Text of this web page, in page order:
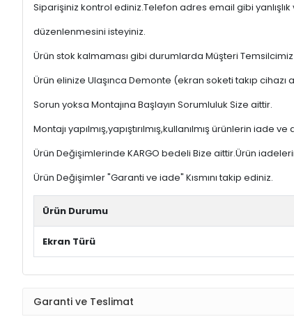
Siparişiniz kontrol ediniz.Telefon adres email gibi
düzenlenmesini isteyiniz.
Ürün stok kalmaması gibi durumlarda Müşteri
Ürün elinize Ulaşınca Demonte (ekran soketi takıp
Sorun yoksa Montajına Başlayın Sorumluluk Size aittir.
Montajı yapılmış,yapıştırılmış,kullanılmış ürünlerin iade
Ürün Değişimlerinde KARGO bedeli Bize aittir.Ürün
Ürün Değişimler "Garanti ve iade" Kısmını takip ediniz.
Ürün Durumu
Ekran Türü
Garanti ve Teslimat